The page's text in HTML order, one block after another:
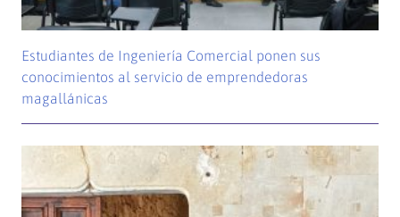
Estudiantes de Ingeniería Comercial ponen sus
conocimientos al servicio de emprendedoras
magallánicas